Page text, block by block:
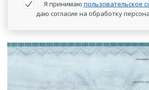
Я принимаю пользовательское
даю согласие на обработку